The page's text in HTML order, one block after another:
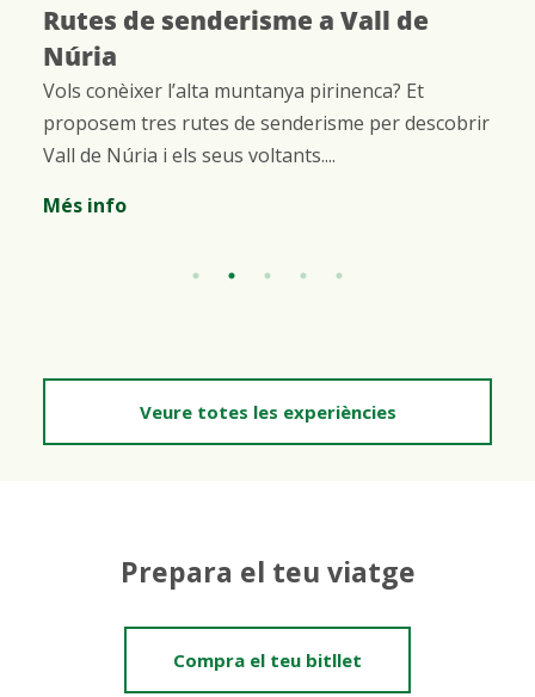
Rutes de senderisme a Vall de
Núria
Vols conèixer l’alta muntanya pirinenca? Et
proposem tres rutes de senderisme per descobrir
Vall de Núria i els seus voltants....
Més info
Veure totes les experiències
Prepara el teu viatge
Compra el teu bitllet